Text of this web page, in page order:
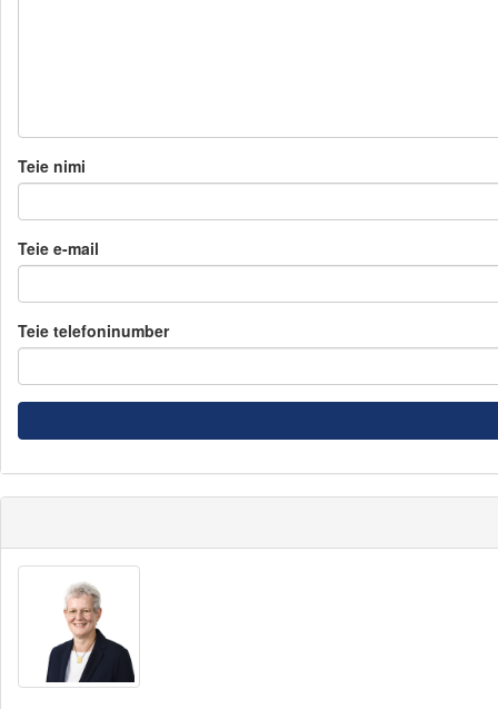
Teie nimi
Teie e-mail
Teie telefoninumber